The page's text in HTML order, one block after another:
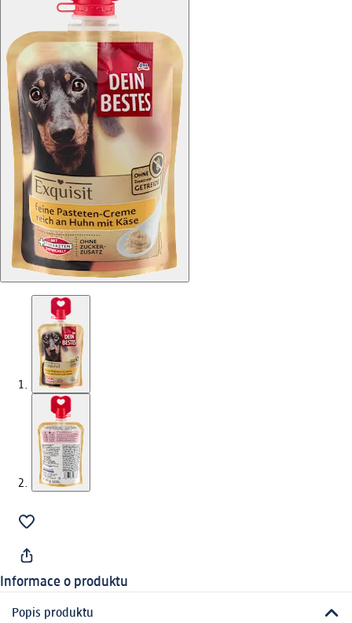
Informace o produktu
Popis produktu